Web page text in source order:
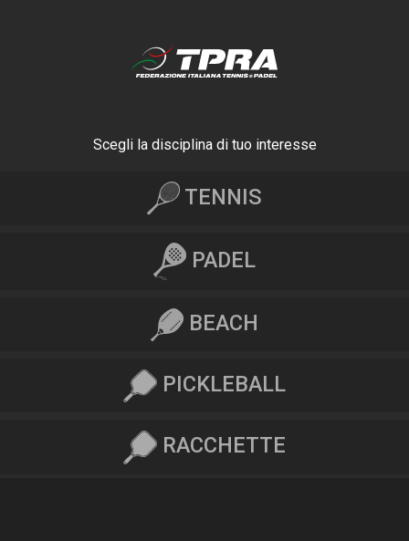
Scegli la disciplina di tuo interesse
TENNIS
PADEL
BEACH
PICKLEBALL
RACCHETTE